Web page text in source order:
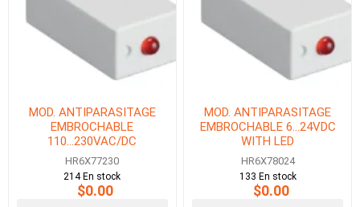
MOD. ANTIPARASITAGE
EMBROCHABLE
110...230VAC/DC
HR6X77230
214 En stock
$0.00
MOD. ANTIPARASITAGE
EMBROCHABLE 6...24VDC
WITH LED
HR6X78024
133 En stock
$0.00